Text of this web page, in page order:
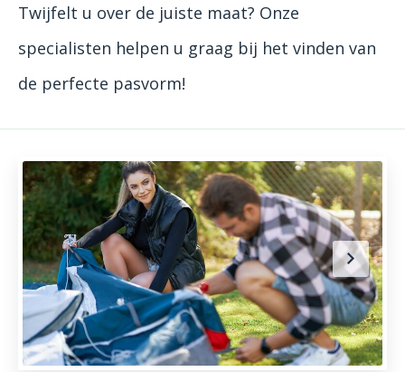
Twijfelt u over de juiste maat? Onze
specialisten helpen u graag bij het vinden van
de perfecte pasvorm!